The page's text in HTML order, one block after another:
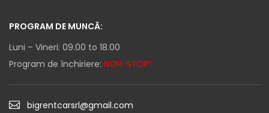
PROGRAM DE MUNCĂ:
Luni – Vineri: 09.00 to 18.00
Program de închiriere: NON-STOP!
bigrentcarsrl@gmail.com